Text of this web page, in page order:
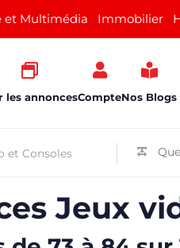
et Multimédia Immobilier
les annoncesCompteNos Blogs
Jeux